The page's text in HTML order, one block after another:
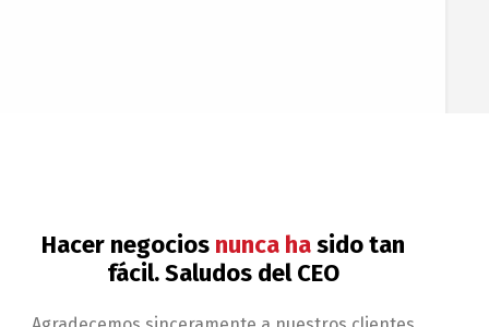
Hacer negocios nunca hasido tan
fácil. Saludos del CEO